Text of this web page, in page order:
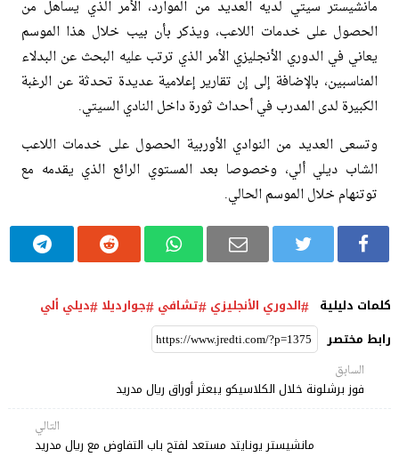
مانشيستر سيتي لديه العديد من الموارد، الأمر الذي يساهل من
الحصول على خدمات اللاعب، ويذكر بأن بيب خلال هذا الموسم
يعاني في الدوري الأنجليزي الأمر الذي ترتب عليه البحث عن البدلاء
المناسبين، بالإضافة إلى إن تقارير إعلامية عديدة تحدثة عن الرغبة
الكبيرة لدى المدرب في أحداث ثورة داخل النادي السيتي.
وتسعى العديد من النوادي الأوربية الحصول على خدمات اللاعب
الشاب ديلي ألي، وخصوصا بعد المستوي الرائع الذي يقدمه مع
توتنهام خلال الموسم الحالي.
كلمات دليلية الدوري الأنجليزي تشافي جوارديلا ديلي ألي
رابط مختصر
السابق
فوز برشلونة خلال الكلاسيكو يبعثر أوراق ريال مدريد
التالي
مانشيستر يونايتد مستعد لفتح باب التفاوض مع ريال مدريد